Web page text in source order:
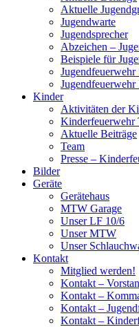
Aktuelle
Jugendwarte
Jugendsprecher
Abzeichen –
Beispiele für
Jugendfeuerwehr
Kinder
Aktivitäten der
Kinderfeuerwehr
Aktuelle Beiträge
Team
Presse –
Bilder
Geräte
Gerätehaus
MTW Garage
Unser LF 10/6
Unser MTW
Unser
Kontakt
Mitglied werden!
Kontakt –
Kontakt –
Kontakt –
Kontakt –